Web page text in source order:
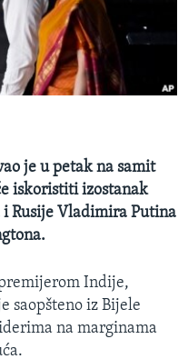
je u petak na samit
iskoristiti izostanak
Rusije Vladimira Putina
Indije,
saopšteno iz Bijele
na marginama